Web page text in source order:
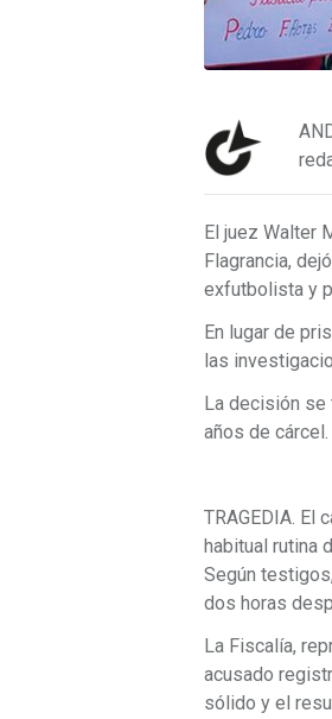
El juez Walter
Flagrancia,
exfutbolista y
En lugar de
las
La decisión se
años de cárcel.
TRAGEDIA. El
habitual rutina
Según
dos horas
La Fiscalía,
acusado
sólido y el